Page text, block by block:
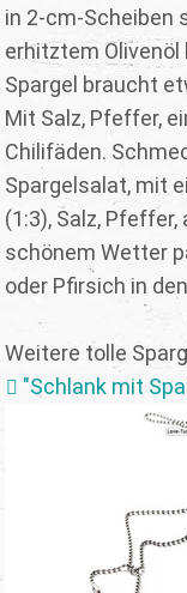
in 2-cm-Scheiben
erhitztem Olivenöl
Spargel braucht
Mit Salz, Pfeffer,
Chilifäden.
Spargelsalat, mit
(1:3), Salz,
schönem Wetter
oder Pfirsich in
Weitere tolle
"Schlank mit